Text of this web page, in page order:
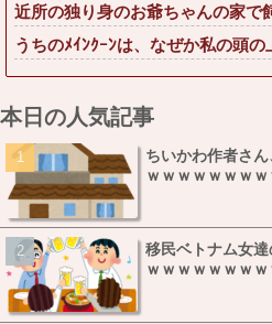
近所の独り身のお爺ちゃんの家で
うちのﾒｲﾝｸｰﾝは、なぜか私の頭の
本日の人気記事
ちいかわ作者さ
ｗｗｗｗｗｗｗ
移民ベトナム女
ｗｗｗｗｗｗｗ